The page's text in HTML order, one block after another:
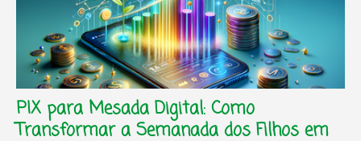
PIX para Mesada Digital: Como
Transformar a Semanada dos Filhos em